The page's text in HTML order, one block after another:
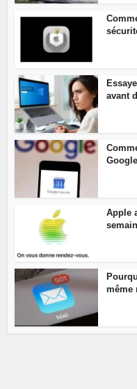
avant
Apple
même